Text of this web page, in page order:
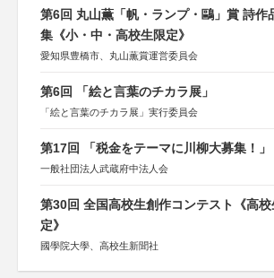
第6回 丸山薫「帆・ランプ・鷗」賞 詩作
集《小・中・高校生限定》
愛知県豊橋市、丸山薫賞運営委員会
第6回 「絵と言葉のチカラ展」
「絵と言葉のチカラ展」実行委員会
第17回 「税金をテーマに川柳大募集！」
一般社団法人武蔵府中法人会
第30回 全国高校生創作コンテスト《高校
定》
國學院大學、高校生新聞社